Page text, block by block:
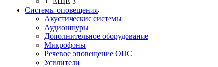
Системы оповещения
Акустические системы
Аудиошнуры
Дополнительное оборудование
Микрофоны
Речевое оповещение ОПС
Усилители